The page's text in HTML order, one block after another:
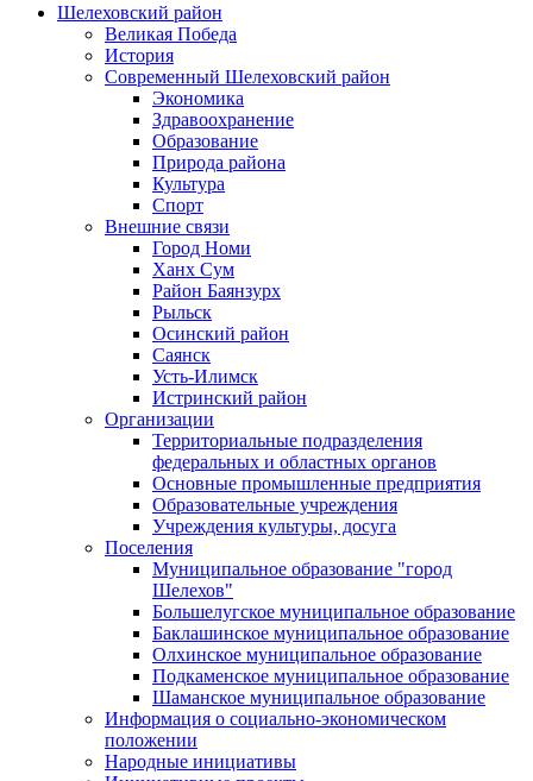
Шелеховский район
Великая Победа
История
Современный Шелеховский район
Экономика
Здравоохранение
Образование
Природа района
Культура
Спорт
Внешние связи
Город Номи
Ханх Сум
Район Баянзурх
Рыльск
Осинский район
Саянск
Усть-Илимск
Истринский район
Организации
Территориальные подразделения
федеральных и областных органов
Основные промышленные предприятия
Образовательные учреждения
Учреждения культуры, досуга
Поселения
Муниципальное образование "город
Шелехов"
Большелугское муниципальное образование
Баклашинское муниципальное образование
Олхинское муниципальное образование
Подкаменское муниципальное образование
Шаманское муниципальное образование
Информация о социально-экономическом
положении
Народные инициативы